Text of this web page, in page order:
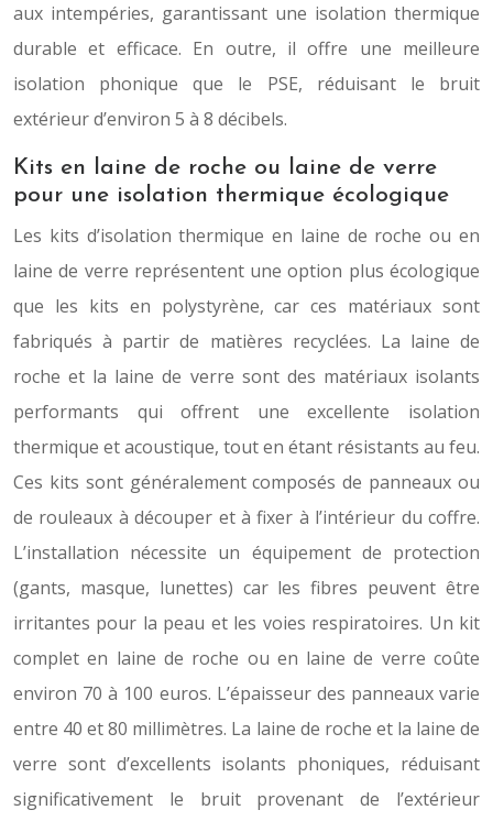
aux intempéries, garantissant une isolation thermique
durable et efficace. En outre, il offre une meilleure
isolation phonique que le PSE, réduisant le bruit
extérieur d’environ 5 à 8 décibels.
Kits en laine de roche ou laine de verre
pour une isolation thermique écologique
Les kits d’isolation thermique en laine de roche ou en
laine de verre représentent une option plus écologique
que les kits en polystyrène, car ces matériaux sont
fabriqués à partir de matières recyclées. La laine de
roche et la laine de verre sont des matériaux isolants
performants qui offrent une excellente isolation
thermique et acoustique, tout en étant résistants au feu.
Ces kits sont généralement composés de panneaux ou
de rouleaux à découper et à fixer à l’intérieur du coffre.
L’installation nécessite un équipement de protection
(gants, masque, lunettes) car les fibres peuvent être
irritantes pour la peau et les voies respiratoires. Un kit
complet en laine de roche ou en laine de verre coûte
environ 70 à 100 euros. L’épaisseur des panneaux varie
entre 40 et 80 millimètres. La laine de roche et la laine de
verre sont d’excellents isolants phoniques, réduisant
significativement le bruit provenant de l’extérieur